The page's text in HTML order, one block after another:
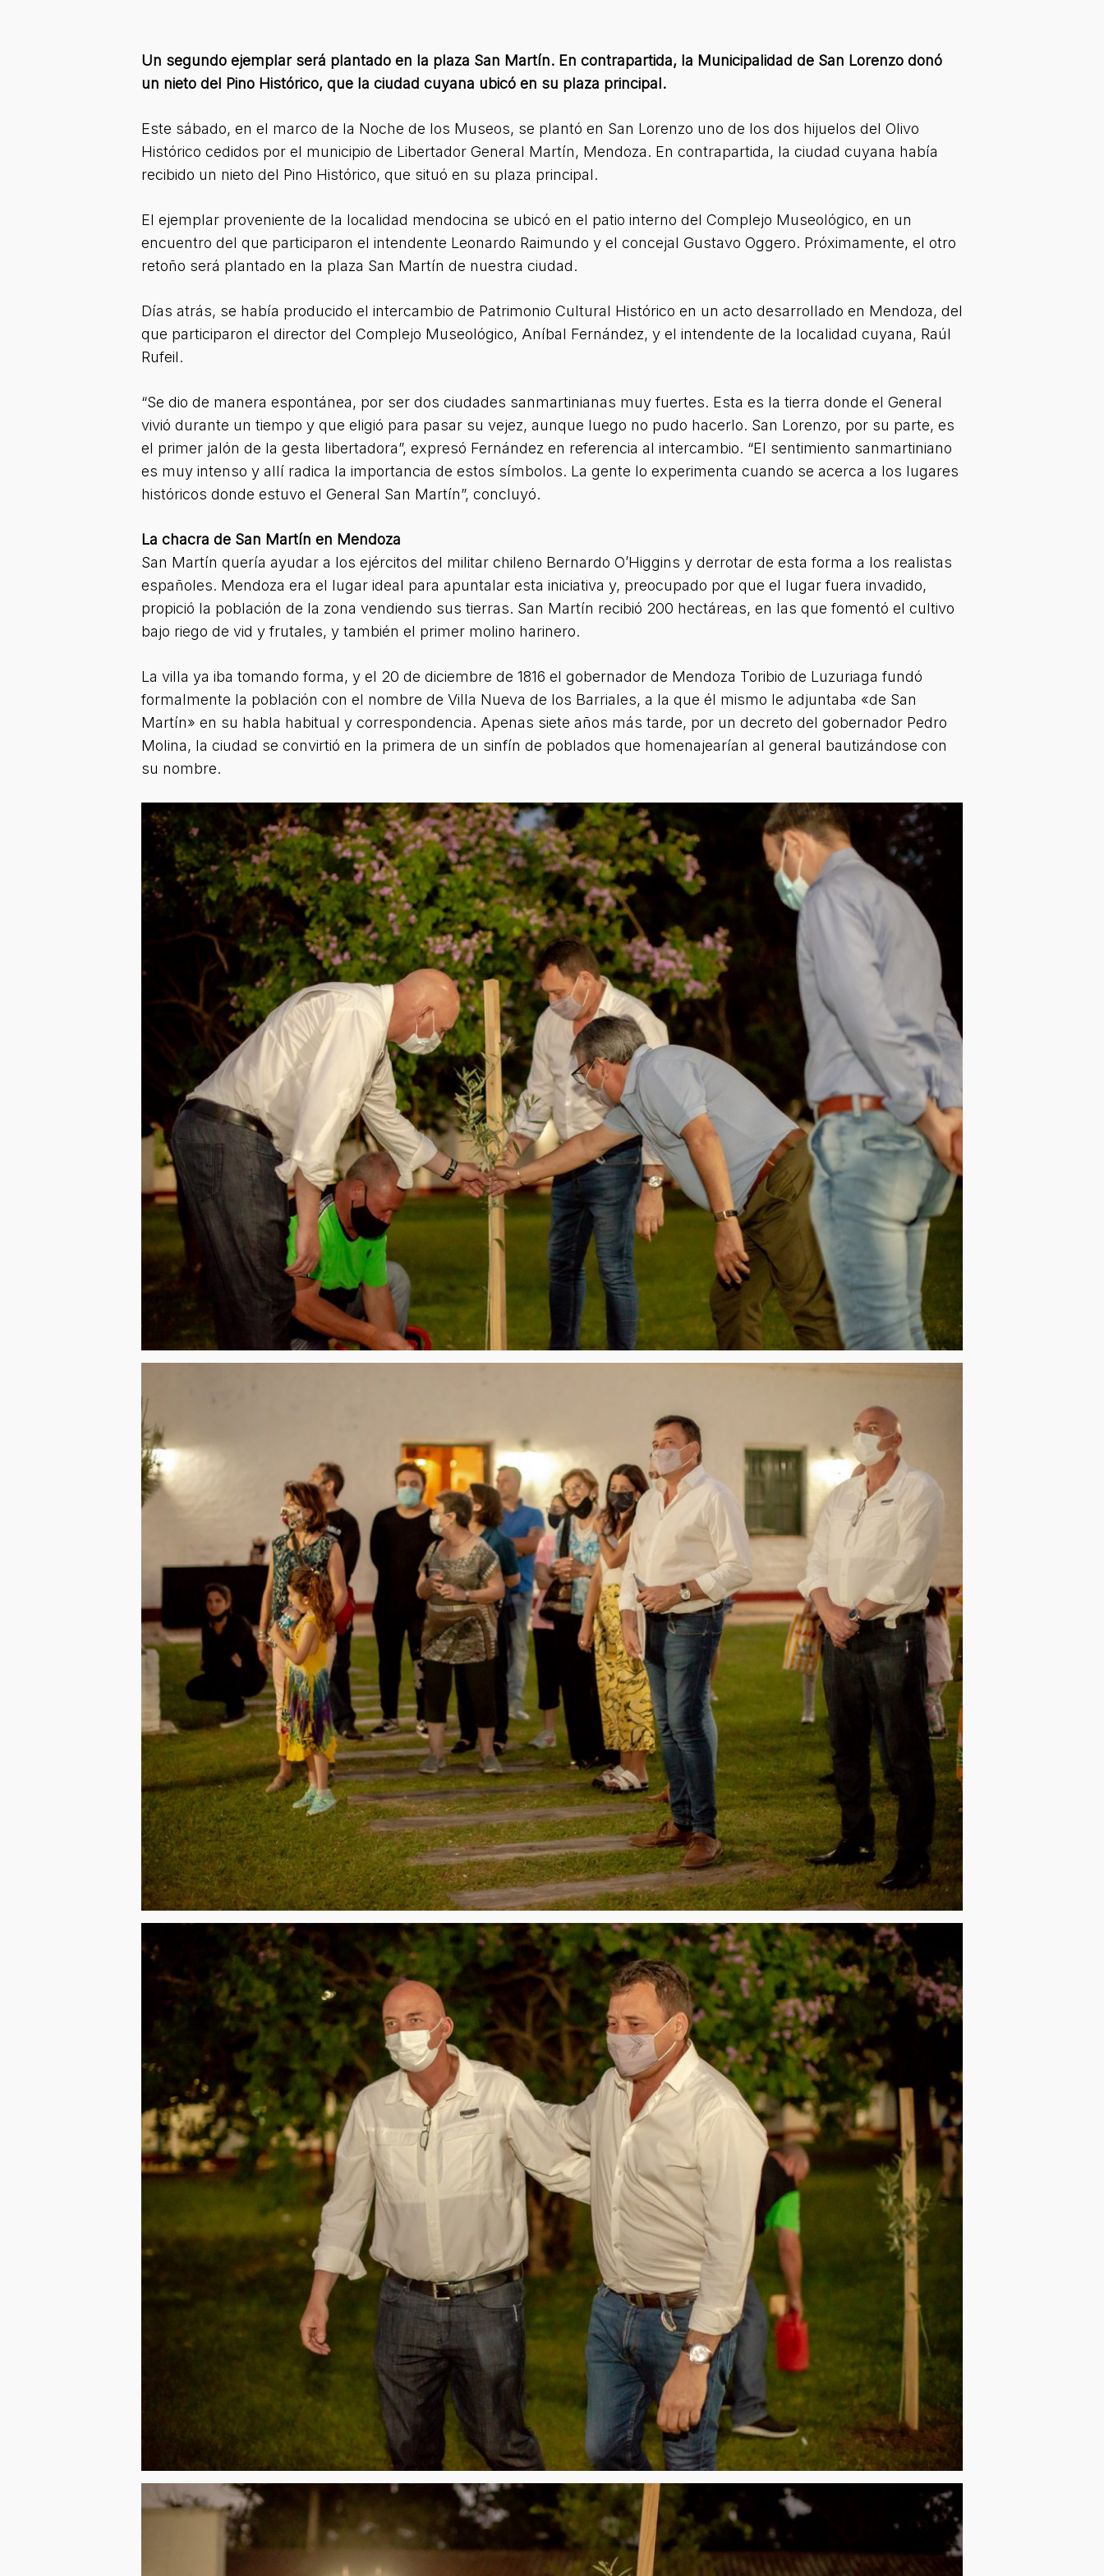
Un segundo ejemplar será plantado en la plaza San Martín. En contrapartida, la Municipalidad de San Lorenzo donó
un nieto del Pino Histórico, que la ciudad cuyana ubicó en su plaza principal.
Este sábado, en el marco de la Noche de los Museos, se plantó en San Lorenzo uno de los dos hijuelos del Olivo
Histórico cedidos por el municipio de Libertador General Martín, Mendoza. En contrapartida, la ciudad cuyana había
recibido un nieto del Pino Histórico, que situó en su plaza principal.
El ejemplar proveniente de la localidad mendocina se ubicó en el patio interno del Complejo Museológico, en un
encuentro del que participaron el intendente Leonardo Raimundo y el concejal Gustavo Oggero. Próximamente, el otro
retoño será plantado en la plaza San Martín de nuestra ciudad.
Días atrás, se había producido el intercambio de Patrimonio Cultural Histórico en un acto desarrollado en Mendoza, del
que participaron el director del Complejo Museológico, Aníbal Fernández, y el intendente de la localidad cuyana, Raúl
Rufeil.
“Se dio de manera espontánea, por ser dos ciudades sanmartinianas muy fuertes. Esta es la tierra donde el General
vivió durante un tiempo y que eligió para pasar su vejez, aunque luego no pudo hacerlo. San Lorenzo, por su parte, es
el primer jalón de la gesta libertadora”, expresó Fernández en referencia al intercambio. “El sentimiento sanmartiniano
es muy intenso y allí radica la importancia de estos símbolos. La gente lo experimenta cuando se acerca a los lugares
históricos donde estuvo el General San Martín”, concluyó.
La chacra de San Martín en Mendoza
San Martín quería ayudar a los ejércitos del militar chileno Bernardo O’Higgins y derrotar de esta forma a los realistas
españoles. Mendoza era el lugar ideal para apuntalar esta iniciativa y, preocupado por que el lugar fuera invadido,
propició la población de la zona vendiendo sus tierras. San Martín recibió 200 hectáreas, en las que fomentó el cultivo
bajo riego de vid y frutales, y también el primer molino harinero.
La villa ya iba tomando forma, y el 20 de diciembre de 1816 el gobernador de Mendoza Toribio de Luzuriaga fundó
formalmente la población con el nombre de Villa Nueva de los Barriales, a la que él mismo le adjuntaba «de San
Martín» en su habla habitual y correspondencia. Apenas siete años más tarde, por un decreto del gobernador Pedro
Molina, la ciudad se convirtió en la primera de un sinfín de poblados que homenajearían al general bautizándose con
su nombre.